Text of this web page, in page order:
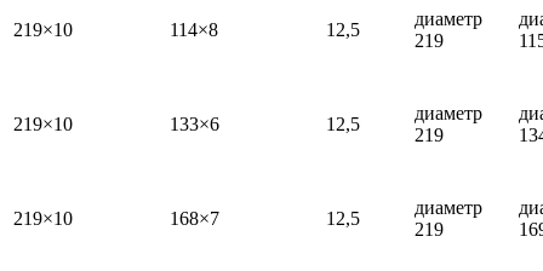
219×10 114×8 12,5
диаметр
219
219×10 133×6 12,5
диаметр
219
219×10 168×7 12,5
диаметр
219